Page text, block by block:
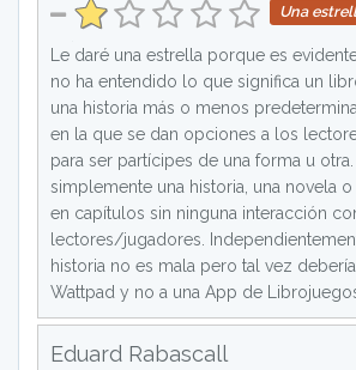
Una
Le daré una estrella porque es
no ha entendido lo que significa un
una historia más o menos
en la que se dan opciones a los
para ser partícipes de una forma u
simplemente una historia, una novela
en capítulos sin ninguna interacción
lectores/jugadores.
historia no es mala pero tal vez
Wattpad y no a una App de
Eduard Rabascall